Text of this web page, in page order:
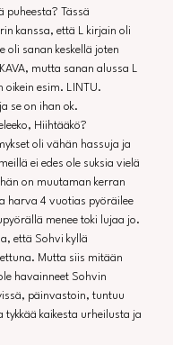
puheesta? Tässä
kanssa, että L kirjain oli
oli sanan keskellä joten
mutta sanan alussa L
oikein esim. LINTU.
se on ihan ok.
Hiihtääkö?
oli vähän hassuja ja
ei edes ole suksia vielä
on muutaman kerran
harva 4 vuotias pyöräilee
menee toki lujaa jo.
että Sohvi kyllä
Mutta siis mitään
havainneet Sohvin
päinvastoin, tuntuu
tykkää kaikesta urheilusta ja